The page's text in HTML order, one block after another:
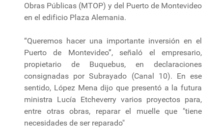
Obras Públicas (MTOP) y del Puerto de Montevideo
en el edificio Plaza Alemania.
“Queremos hacer una importante inversión en el
Puerto de Montevideo”, señaló el empresario,
propietario de Buquebus, en declaraciones
consignadas por Subrayado (Canal 10). En ese
sentido, López Mena dijo que presentó a la futura
ministra Lucía Etcheverry varios proyectos para,
entre otras obras, reparar el muelle que "tiene
necesidades de ser reparado"